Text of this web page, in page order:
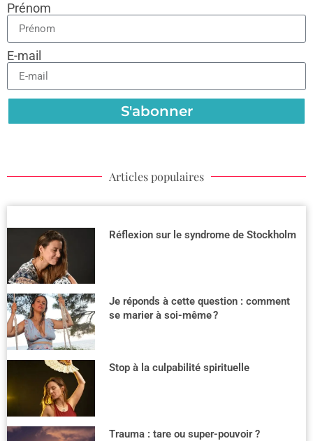
Prénom
E-mail
S'abonner
Articles populaires
Réflexion sur le syndrome de Stockholm
Je réponds à cette question : comment
se marier à soi-même ?
Stop à la culpabilité spirituelle
Trauma : tare ou super-pouvoir ?